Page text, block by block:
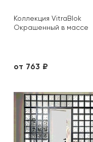
Коллекция VitraBlok
Окрашенный в массе
от 763 ₽